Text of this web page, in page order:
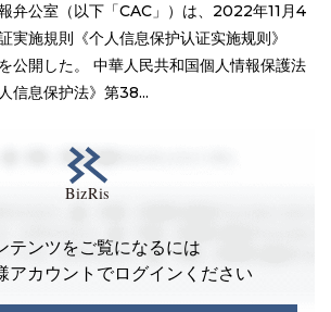
弁公室（以下「CAC」）は、2022年11月4
実施規則《个人信息保护认证实施规则》
公開した。 中華人民共和国個人情報保護法
信息保护法》第38...
テンツをご覧になるには
アカウントでログインください